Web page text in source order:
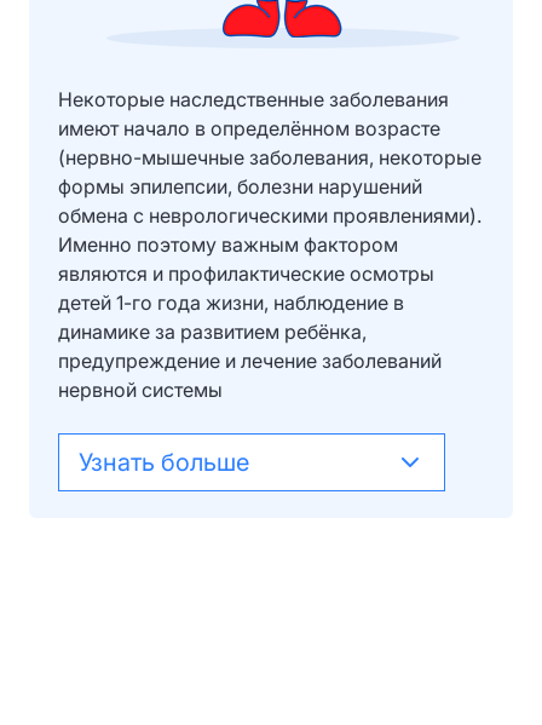
Некоторые наследственные заболевания
имеют начало в определённом возрасте
(нервно-мышечные заболевания, некоторые
формы эпилепсии, болезни нарушений
обмена с неврологическими проявлениями).
Именно поэтому важным фактором
являются и профилактические осмотры
детей 1-го года жизни, наблюдение в
динамике за развитием ребёнка,
предупреждение и лечение заболеваний
нервной системы
Узнать больше